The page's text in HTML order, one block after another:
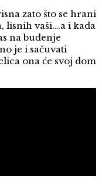
zato što se hrani
lisnih vaši….a i kada
na buđenje
je i sačuvati
ona će svoj dom